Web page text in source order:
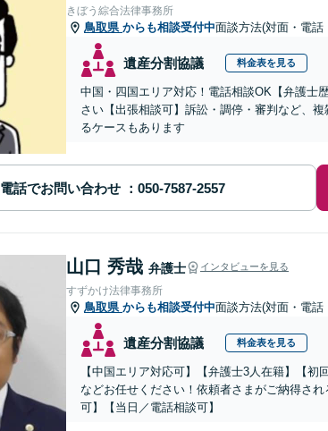
きぼう綜合法律事務所
鳥取県 からも相談受付中面談方法(対面・電話
遺産分割協議 料金表を見る
中国・四国エリア対応！電話相談OK【弁護士
さい【出張相談可】訴訟・調停・審判など、
るケースもあります
電話でお問い合わせ
山口 秀哉 弁護士 インタビューを見る
すずかけ法律事務所
鳥取県 からも相談受付中面談方法(対面・電話
遺産分割協議 料金表を見る
【中国エリア対応可】【弁護士3人在籍】【
などお任せください！依頼者さまがご納得さ
可】【当日／電話相談可】